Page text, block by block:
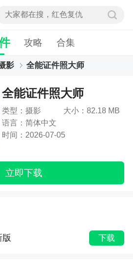
攻略 合集
影 全能证件照大师
全能证件照大师
类型：摄影
大小：82.18 MB
语言：简体中文
时间：2026-07-05
立即下载
下载